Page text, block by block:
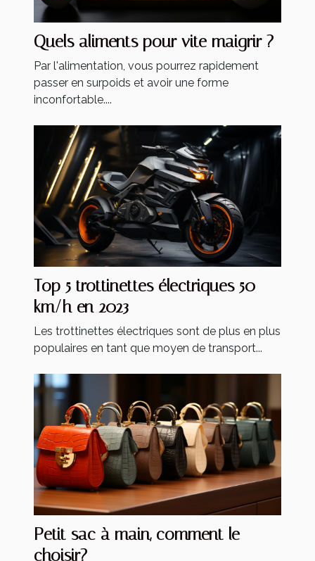
Quels aliments pour vite maigrir ?
Par l'alimentation, vous pourrez rapidement
passer en surpoids et avoir une forme
inconfortable....
Top 5 trottinettes électriques 50
km/h en 2023
Les trottinettes électriques sont de plus en plus
populaires en tant que moyen de transport...
Petit sac à main, comment le
choisir?